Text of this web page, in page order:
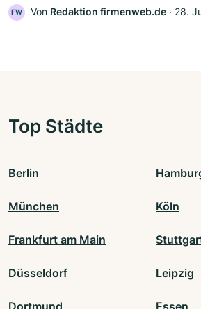
FW Von Redaktion firmenweb.de ‧ 28.
Top Städte
Berlin
München Köln
Frankfurt am Main
Düsseldorf Leipzig
Dortmund Essen